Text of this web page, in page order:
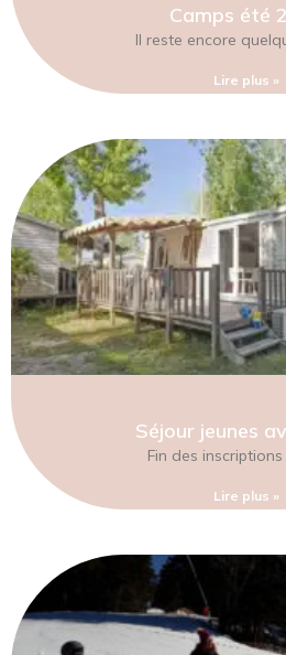
Camps été
Il reste encore
Lire plus »
Séjour jeunes
Fin des
Lire plus »